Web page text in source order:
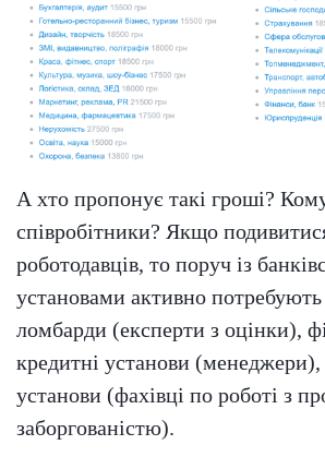
А хто пропонує такі гроші?
співробітники? Якщо
роботодавців, то поруч із
установами активно потребують
ломбарди (експерти з оцінки),
кредитні установи (менеджери),
установи (фахівці по роботі з
заборгованістю).